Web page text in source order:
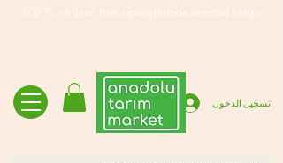
500 TL ve üzeri tüm siparişlerinde ücretsiz kargo
تسجيل الدخول